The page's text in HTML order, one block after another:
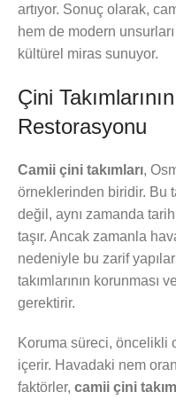
artıyor. Sonuç olarak,
hem de modern
kültürel miras sunuyor.
Çini
Restorasyonu
Camii çini takımları,
örneklerinden biridir. Bu
değil, aynı zamanda
taşır. Ancak zamanla
nedeniyle bu zarif
takımlarının korunması
gerektirir.
Koruma süreci, öncelikli
içerir. Havadaki nem
faktörler, camii çini